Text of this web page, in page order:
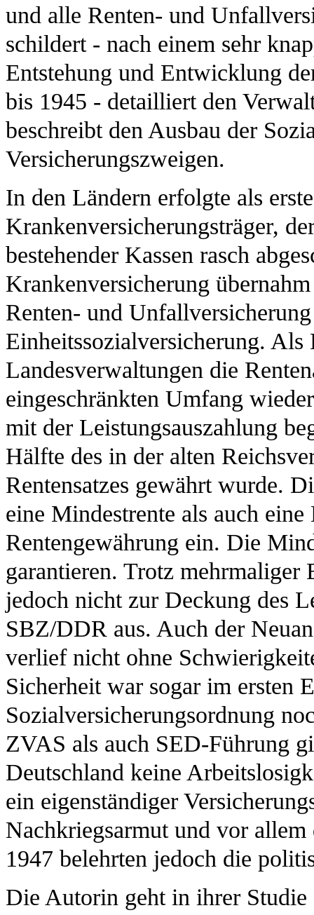
und alle Renten- und
schildert - nach einem sehr
Entstehung und Entwicklung
bis 1945 - detailliert den
beschreibt den Ausbau der
Versicherungszweigen.
In den Ländern erfolgte als
Krankenversicherungsträger,
bestehender Kassen rasch
Krankenversicherung
Renten- und
Einheitssozialversicherung. Als
Landesverwaltungen die
eingeschränkten Umfang
mit der Leistungsauszahlung
Hälfte des in der alten
Rentensatzes gewährt wurde.
eine Mindestrente als auch
Rentengewährung ein. Die
garantieren. Trotz
jedoch nicht zur Deckung des
SBZ/DDR aus. Auch der
verlief nicht ohne
Sicherheit war sogar im ersten
Sozialversicherungsordnung
ZVAS als auch SED-Führung
Deutschland keine
ein eigenständiger
Nachkriegsarmut und vor
1947 belehrten jedoch die
Die Autorin geht in ihrer